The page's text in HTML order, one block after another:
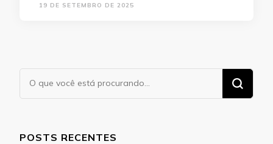
19 DE SETEMBRO DE 2025
Procurando
algo?
POSTS RECENTES